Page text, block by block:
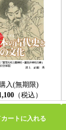
入(無期限)
（税込）
カートに入れる